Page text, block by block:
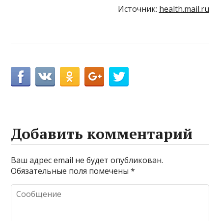
Источник: health.mail.ru
Добавить комментарий
Ваш адрес email не будет опубликован.
Обязательные поля помечены*